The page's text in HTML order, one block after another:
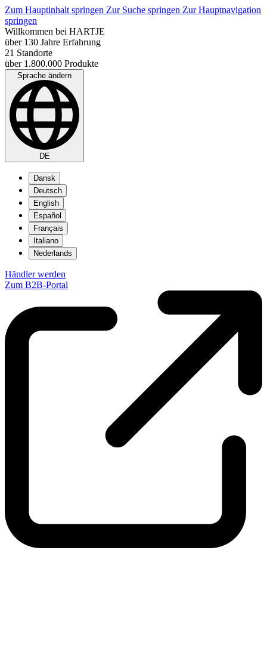
Zum Hauptinhalt springen Zur Suche springen Zur Hauptnavigation
springen
Willkommen bei HARTJE
über 130 Jahre Erfahrung
21 Standorte
über 1.800.000 Produkte
Sprache ändern
DE
Dansk
Deutsch
English
Español
Français
Italiano
Nederlands
Händler werden
Zum B2B-Portal